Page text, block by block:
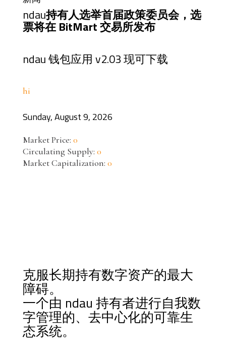
ndau持有人选举首届政策委员会，选
票将在 BitMart 交易所发布
ndau 钱包应用 v2.03 现可下载
hi
Sunday, August 9, 2026
Market Price: 0
Circulating Supply: 0
Market Capitalization: 0
克服长期持有数字资产的最大
障碍。
一个由 ndau 持有者进行自我数
字管理的、去中心化的可靠生
态系统。